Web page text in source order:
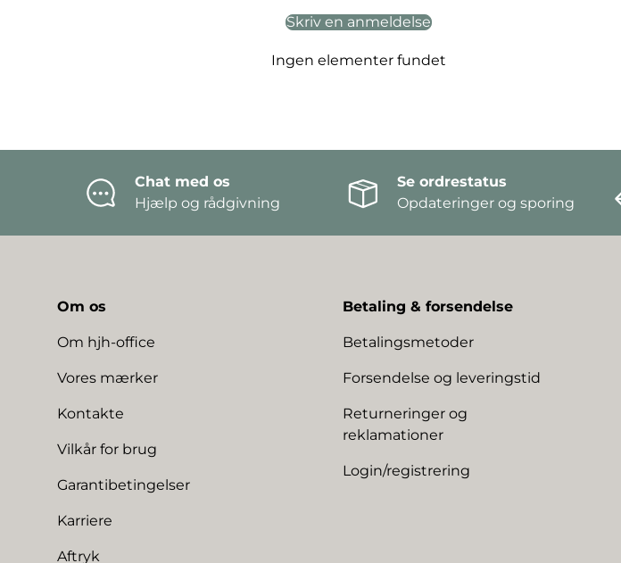
Skriv en anmeldelse
Ingen elementer fundet
Chat med os
Hjælp og rådgivning
Se ordrestatus
Opdateringer og sporing
Om os
Om hjh-office
Vores mærker
Kontakte
Vilkår for brug
Garantibetingelser
Karriere
Aftryk
Betaling & forsendelse
Betalingsmetoder
Forsendelse og leveringstid
Returneringer og
reklamationer
Login/registrering